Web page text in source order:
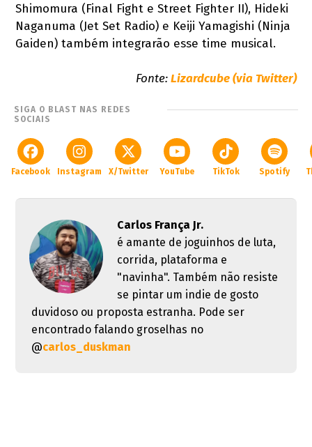
Shimomura (Final Fight e Street Fighter II), Hideki
Naganuma (Jet Set Radio) e Keiji Yamagishi (Ninja
Gaiden) também integrarão esse time musical.
Fonte:Lizardcube (via Twitter)
SIGA O BLAST NAS REDES
SOCIAIS
Facebook Instagram X/Twitter YouTube TikTok Spotify
Carlos França Jr.
é amante de joguinhos de luta,
corrida, plataforma e
"navinha". Também não resiste
se pintar um indie de gosto
duvidoso ou proposta estranha. Pode ser
encontrado falando groselhas no
@carlos_duskman